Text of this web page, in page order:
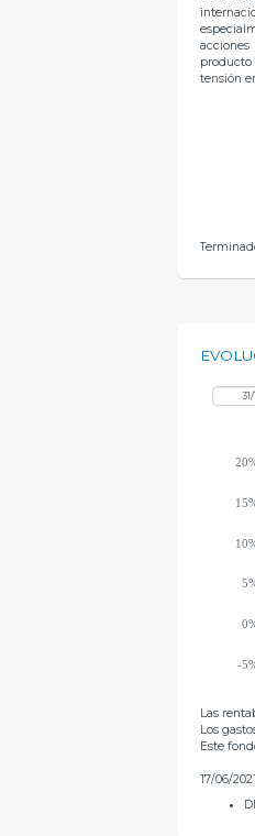
producto
tensión
-
Las
Los
Este
17/06/